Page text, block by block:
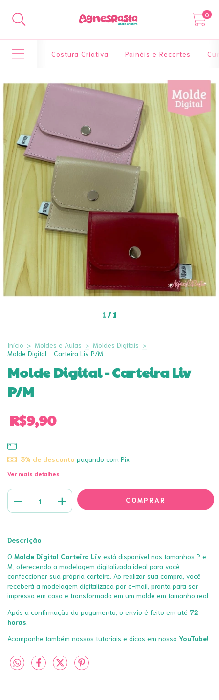
0
Costura Criativa Painéis e Recortes
1/1
Início > Moldes e Aulas > Moldes Digitais >
Molde Digital - Carteira Liv P/M
Molde Digital - Carteira Liv
P/M
R$9,90
3% de desconto pagando com Pix
Ver mais detalhes
Descrição
O Molde Digital Carteira Liv está disponível nos tamanhos P e
M, oferecendo a modelagem digitalizada ideal para você
confeccionar sua própria carteira. Ao realizar sua compra, você
receberá a modelagem digitalizada por e-mail, pronta para ser
impressa em casa e transformada em um molde em tamanho real.
Após a confirmação do pagamento, o envio é feito em até 72
horas
Acompanhe também nossos tutoriais e dicas em nosso YouTube!